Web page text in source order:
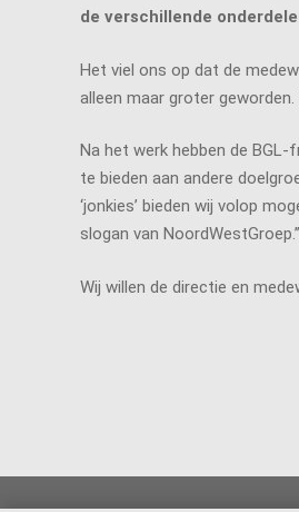
de verschillende
Het viel ons op dat de
alleen maar groter
Na het werk hebben de
te bieden aan andere
‘jonkies’ bieden wij volop
slogan van NoordWestGroep.”
Wij willen de directie en